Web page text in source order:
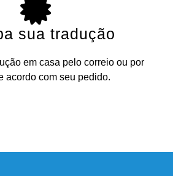
sua tradução
em casa pelo correio ou por
acordo com seu pedido.